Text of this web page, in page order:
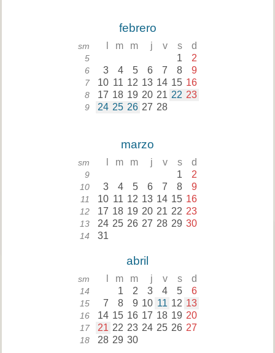
febrero
sm m m j v s d
5 1 2
6 3 4 5 6 7 8 9
7 10 11 12 13 14 15 16
8 17 18 19 20 21 22 23
9 24 25 26 27 28
marzo
sm m m j v s d
9 1 2
10 3 4 5 6 7 8 9
11 10 11 12 13 14 15 16
12 17 18 19 20 21 22 23
13 24 25 26 27 28 29 30
14 31
abril
sm m m j v s d
14 1 2 3 4 5 6
15 7 8 9 10 11 12 13
16 14 15 16 17 18 19 20
17 21 22 23 24 25 26 27
18 28 29 30